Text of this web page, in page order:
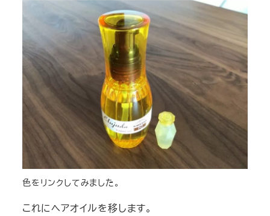
色をリンクしてみました。
これにヘアオイルを移します。